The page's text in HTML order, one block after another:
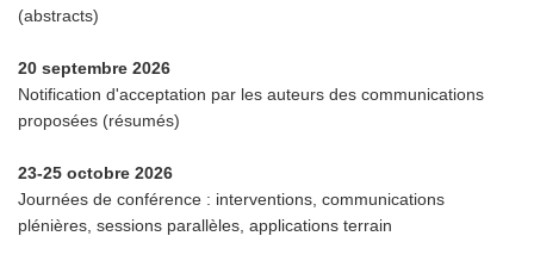
(abstracts)
20 septembre 2026
Notification d'acceptation par les auteurs des communications
proposées (résumés)
23-25 octobre 2026
Journées de conférence : interventions, communications
plénières, sessions parallèles, applications terrain